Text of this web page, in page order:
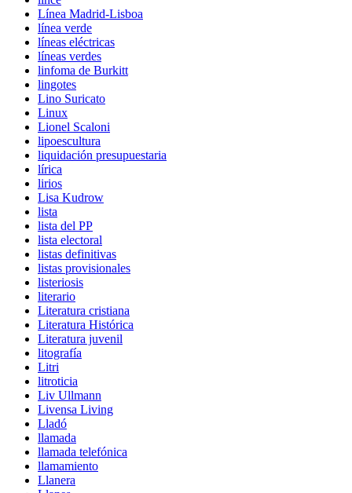
Línea Madrid-Lisboa
línea verde
líneas eléctricas
líneas verdes
linfoma de Burkitt
lingotes
Lino Suricato
Linux
Lionel Scaloni
lipoescultura
liquidación presupuestaria
lírica
lirios
Lisa Kudrow
lista
lista del PP
lista electoral
listas definitivas
listas provisionales
listeriosis
literario
Literatura cristiana
Literatura Histórica
Literatura juvenil
litografía
Litri
litroticia
Liv Ullmann
Livensa Living
Lladó
llamada
llamada telefónica
llamamiento
Llanera